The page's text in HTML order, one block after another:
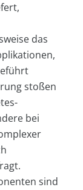
das
stoßen
bei
sind